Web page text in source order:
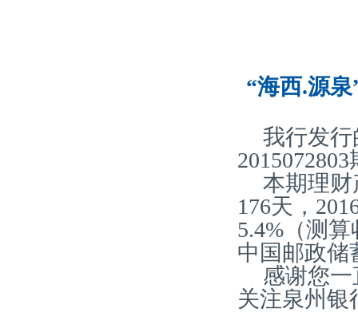
“海西.源
我行发行
本期理财
176天，
5.4%（测
中国邮政储
感谢您
关注泉州银